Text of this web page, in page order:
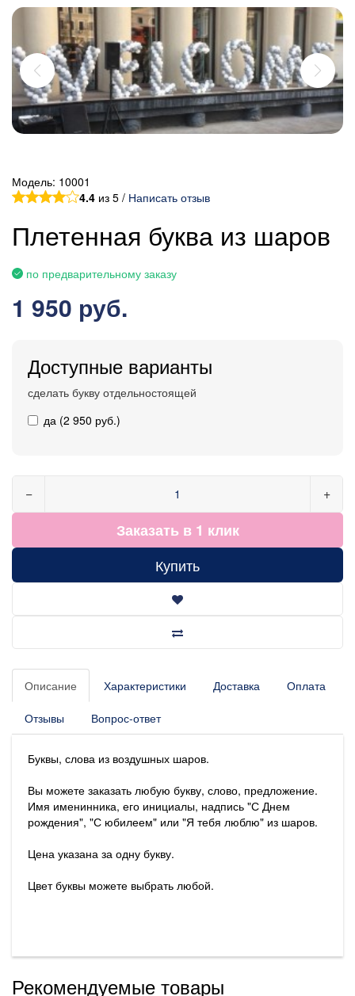
Модель: 10001
4.4 из 5 / Написать отзыв
Плетенная буква из шаров
по предварительному заказу
1 950 руб.
Доступные варианты
сделать букву отдельностоящей
да (2 950 руб.)
− +
Заказать в 1 клик
Купить
Описание Характеристики Доставка Оплата
Отзывы Вопрос-ответ
Буквы, слова из воздушных шаров.
Вы можете заказать любую букву, слово, предложение.
Имя именинника, его инициалы, надпись "С Днем
рождения", "С юбилеем" или "Я тебя люблю" из шаров.
Цена указана за одну букву.
Цвет буквы можете выбрать любой.
Рекомендуемые товары